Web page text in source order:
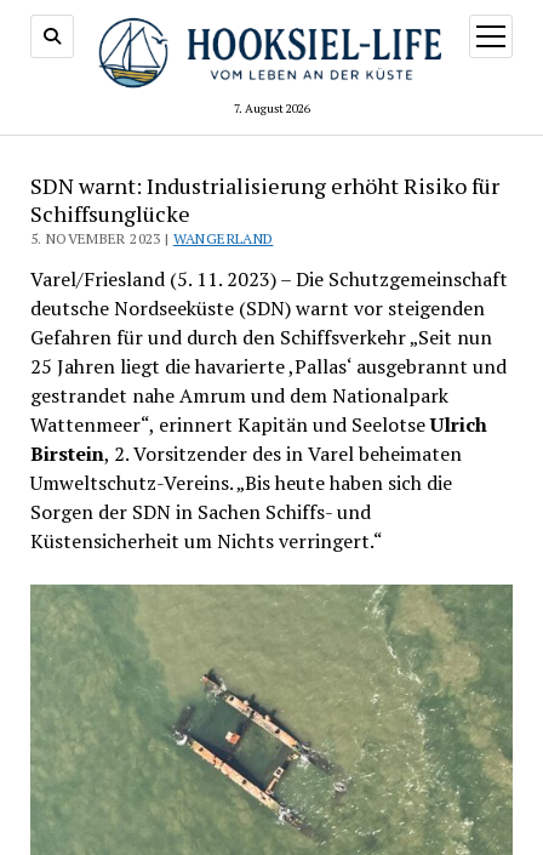
7. August 2026
Menü
öffnen
SDN warnt: Industrialisierung erhöht Risiko für
Schiffsunglücke
5. NOVEMBER 2023 | WANGERLAND
Varel/Friesland (5. 11. 2023) – Die Schutzgemeinschaft
deutsche Nordseeküste (SDN) warnt vor steigenden
Gefahren für und durch den Schiffsverkehr „Seit nun
25 Jahren liegt die havarierte ,Pallas‘ ausgebrannt und
gestrandet nahe Amrum und dem Nationalpark
Wattenmeer“, erinnert Kapitän und SeelotseUlrich
Birstein, 2. Vorsitzender des in Varel beheimaten
Umweltschutz-Vereins. „Bis heute haben sich die
Sorgen der SDN in Sachen Schiffs- und
Küstensicherheit um Nichts verringert.“